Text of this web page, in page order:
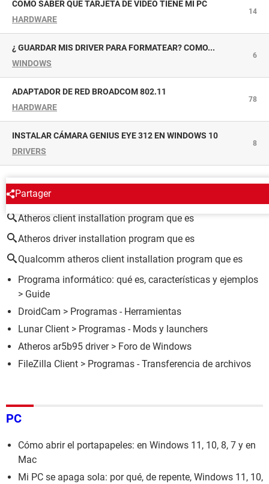
CÓMO SABER QUÉ TARJETA DE VÍDEO TIENE MI PC
HARDWARE
14
¿ GUARDAR MIS DRIVER PARA FORMATEAR? COMO...
WINDOWS
6
ADAPTADOR DE RED BROADCOM 802.11
HARDWARE
78
INSTALAR CÁMARA GENIUS EYE 312 EN WINDOWS 10
DRIVERS
8
Partager
ALREDEDOR DEL MISMO TEMA
Atheros client installation program que es
Atheros driver installation program que es
Qualcomm atheros client installation program que es
Programa informático: qué es, características y ejemplos
> Guide
DroidCam > Programas - Herramientas
Lunar Client > Programas - Mods y launchers
Atheros ar5b95 driver> Foro de Windows
FileZilla Client > Programas - Transferencia de archivos
PC
Cómo abrir el portapapeles: en Windows 11, 10, 8, 7 y en
Mac
Mi PC se apaga sola: por qué, de repente, Windows 11, 10,